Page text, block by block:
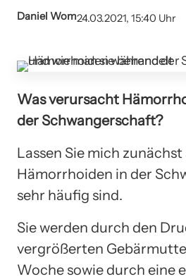
Daniel Wom24.03.2021, 15:40 Uhr
Was verursacht
der Schwangerschaft?
Lassen Sie mich zunächst
Hämorrhoiden in der
sehr häufig sind.
Sie werden durch den
vergrößerten
Woche sowie durch eine